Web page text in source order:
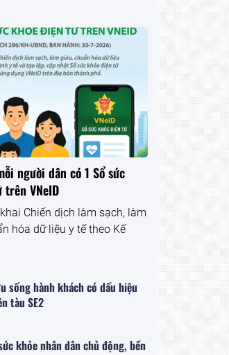
người dân có 1 Sổ sức
VNeID
Chiến dịch làm sạch, làm
hóa dữ liệu y tế theo Kế
sống hành khách có dấu hiệu
tàu SE2
khỏe nhân dân chủ động, bền